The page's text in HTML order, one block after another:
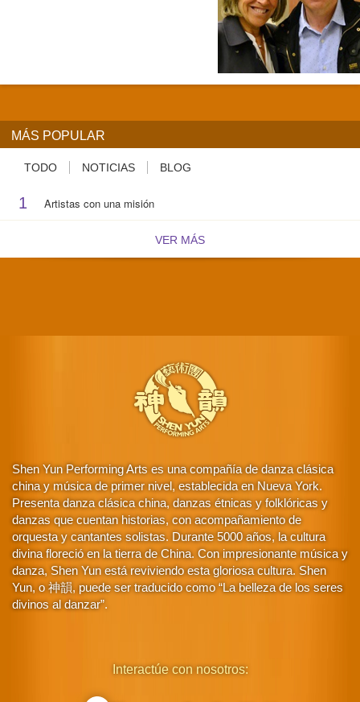
MÁS POPULAR
TODO NOTICIAS BLOG
1 Artistas con una misión
VER MÁS
Shen Yun Performing Arts es una compañía de danza clásica
china y música de primer nivel, establecida en Nueva York.
Presenta danza clásica china, danzas étnicas y folklóricas y
danzas que cuentan historias, con acompañamiento de
orquesta y cantantes solistas. Durante 5000 años, la cultura
divina floreció en la tierra de China. Con impresionante música y
danza, Shen Yun está reviviendo esta gloriosa cultura. Shen
Yun, o 神韻, puede ser traducido como “La belleza de los seres
divinos al danzar”.
Interactúe con nosotros: